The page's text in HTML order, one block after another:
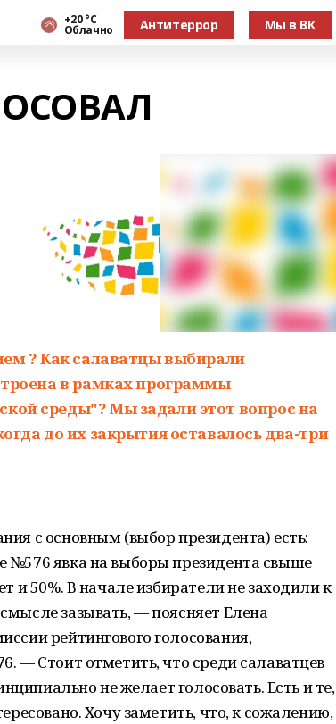
+20 °С
Облачно Антитеррор Мы в ВК
? Как салаватцы выбирали
в рамках программы
среды"? Мы задали этот вопрос на
до их закрытия оставалось два-три
с основным (выбор президента) есть:
№576 явка на выборы президента свыше
и 50%. В начале избиратели не заходили к
зазывать, — поясняет Елена
рейтингового голосования,
— Стоит отметить, что среди салаватцев
не желает голосовать. Есть и те,
Хочу заметить, что, к сожалению,